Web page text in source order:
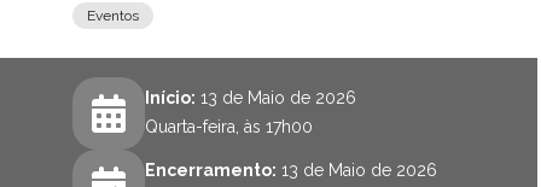
Eventos
Início: 13 de Maio de 2026
Quarta-feira, às 17h00
Encerramento: 13 de Maio de 2026